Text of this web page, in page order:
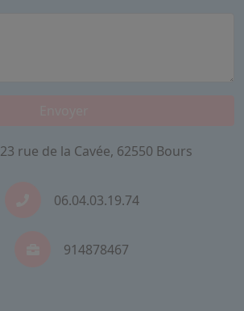
23 rue de la Cavée, 62550 Bours
06.04.03.19.74
914878467